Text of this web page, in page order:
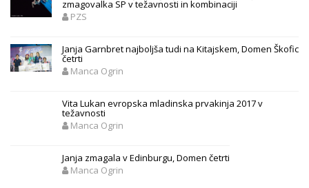
zmagovalka SP v težavnosti in kombinaciji
PZS
Janja Garnbret najboljša tudi na Kitajskem, Domen Škofic
četrti
Manca Ogrin
Vita Lukan evropska mladinska prvakinja 2017 v
težavnosti
Manca Ogrin
Janja zmagala v Edinburgu, Domen četrti
Manca Ogrin